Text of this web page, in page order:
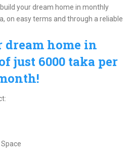
your dream home in monthly
on easy terms and through a reliable
home in
just 6000 taka per